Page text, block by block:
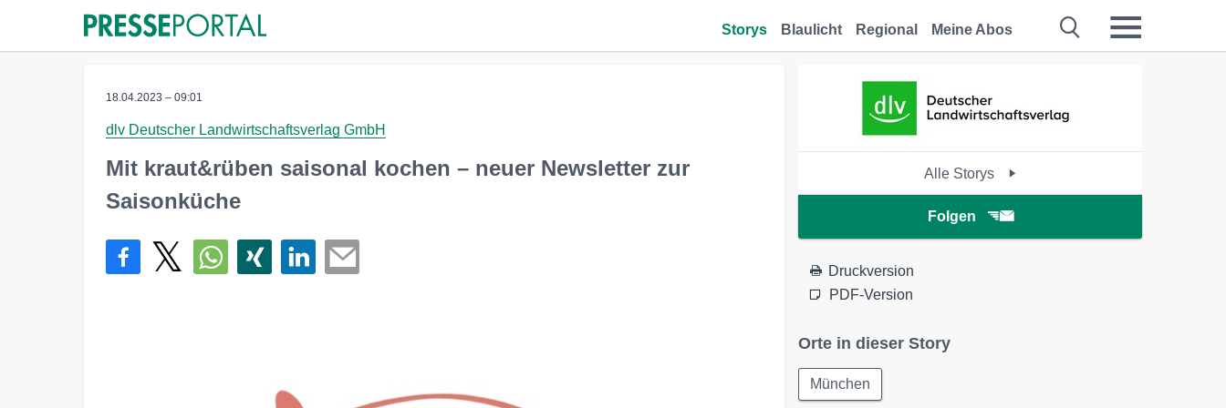
Storys Blaulicht Regional Meine Abos
18.04.2023 – 09:01
dlv Deutscher Landwirtschaftsverlag GmbH
Mit kraut&rüben saisonal kochen – neuer Newsletter zur
Saisonküche
Alle Storys
Folgen
Druckversion
PDF-Version
Orte in dieser Story
München